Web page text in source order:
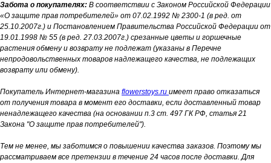
Забота о покупателях: В соответствии с Законом Российской Федерации
«О защите прав потребителей» от 07.02.1992 № 2300-1 (в ред. от
25.10.2007г.) и Постановлением Правительства Российской Федерации от
19.01.1998 № 55 (в ред. 27.03.2007г.) срезанные цветы и горшечные
растения обмену и возврату не подлежат (указаны в Перечне
непродовольственных товаров надлежащего качества, не подлежащих
возврату или обмену).
Покупатель Интернет-магазина flowerstoys.ru имеет право отказаться
от получения товара в момент его доставки, если доставленный товар
ненадлежащего качества (на основании п.3 ст. 497 ГК РФ, статья 21
Закона "О защите прав потребителей").
Тем не менее, мы заботимся о повышении качества заказов. Поэтому мы
рассматриваем все претензии в течение 24 часов после доставки. Для